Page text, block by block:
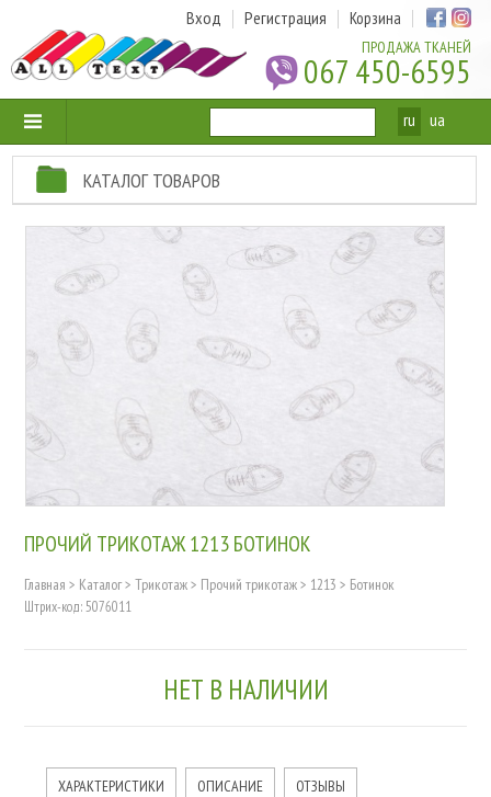
ПРОДАЖА ТКАНЕЙ
067 450-6595
Вход Регистрация Корзина
ru ua
КАТАЛОГ ТОВАРОВ
ПРОЧИЙ ТРИКОТАЖ 1213 БОТИНОК
Главная > Каталог> Трикотаж> Прочий трикотаж> 1213 > Ботинок
Штрих-код: 5076011
НЕТ В НАЛИЧИИ
ХАРАКТЕРИСТИКИ ОПИСАНИЕ ОТЗЫВЫ